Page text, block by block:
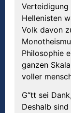
Verteidigung
Hellenisten
Volk davon
Philosophie
ganzen
voller
G“tt sei
Deshalb